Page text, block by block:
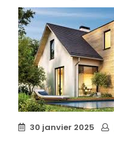
30 janvier 2025